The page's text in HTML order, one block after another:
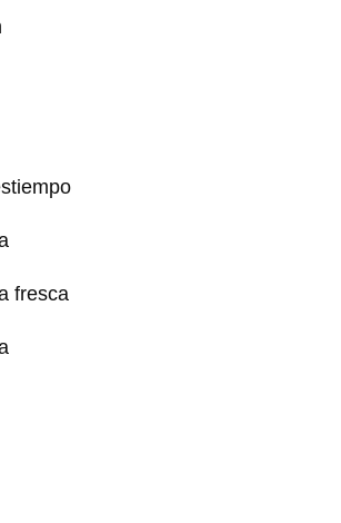
fresca